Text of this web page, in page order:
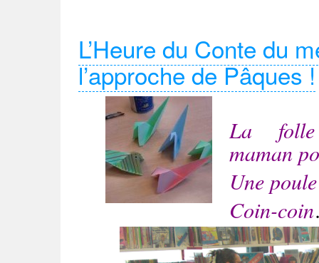
L’Heure du Conte du
l’approche de Pâques !
La
maman
Une
Coin-coin